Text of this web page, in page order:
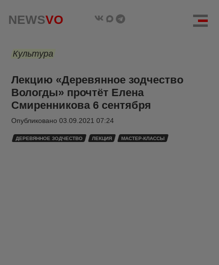
NEWSVO
Культура
Лекцию «Деревянное зодчество
Вологды» прочтёт Елена
Смиренникова 6 сентября
Опубликовано 03.09.2021 07:24
ДЕРЕВЯННОЕ ЗОДЧЕСТВО ЛЕКЦИЯ МАСТЕР-КЛАССЫ